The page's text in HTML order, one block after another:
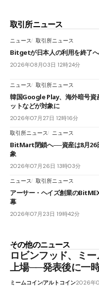
取引所ニュース
ニュース 取引所ニュース
Bitgetが日本人の利用を終了
2026年08月03日 12時24分
ニュース 取引所ニュース
韓国Google Play、海外暗号資
ットなどが対象に
2026年07月27日 12時16分
取引所ニュース ニュース
BitMart閉鎖へ──資産は8月26
象
2026年07月26日 13時03分
ニュース 取引所ニュース
アーサー・ヘイズ創業の
幕
2026年07月23日 19時42分
その他のニュース
ロビンフッド、ミ
上場──発表後に一
ミームコインアルトコイン2026年